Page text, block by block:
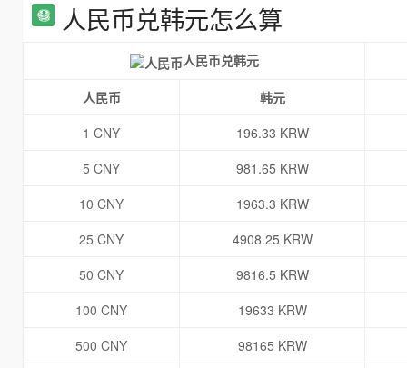
人民币兑韩元怎么算
人民币兑韩元
人民币
韩元
1 CNY
196.33 KRW
5 CNY
981.65 KRW
10 CNY
1963.3 KRW
25 CNY
4908.25 KRW
50 CNY
9816.5 KRW
100 CNY
19633 KRW
500 CNY
98165 KRW